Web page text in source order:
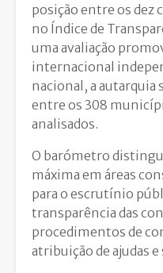
posição entre os dez
no Índice de
uma avaliação
internacional
nacional, a autarquia
entre os 308
analisados.
O barómetro
máxima em áreas
para o escrutínio
transparência das
procedimentos de
atribuição de ajudas